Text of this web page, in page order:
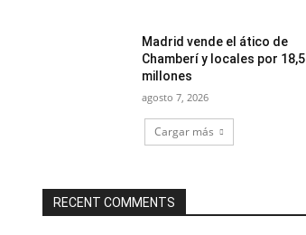
Madrid vende el ático de
Chamberí y locales por 18,5
millones
agosto 7, 2026
Cargar más
RECENT COMMENTS